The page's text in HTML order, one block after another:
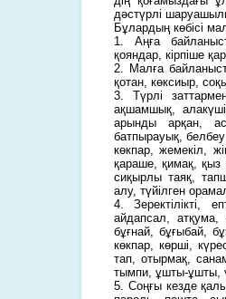
дәстүрлі
Бұлардың көбісі
1. Аңға
қояндар, кірпіше
2. Малға
қотан, көксиыр,
3. Түрлі
ақшамшық,
арынды арқан,
батпырауық,
көкпар, жемекіл,
қараше, қимақ, қыз
сиқырлы таяқ,
алу, түйілген
4. Зеректілікті,
айдапсал, атқума,
бұғнай, бұғыбай,
көкпар, көрші,
тап, отырмақ,
тымпи, ұшты-ұшты,
5. Соңғы кезде